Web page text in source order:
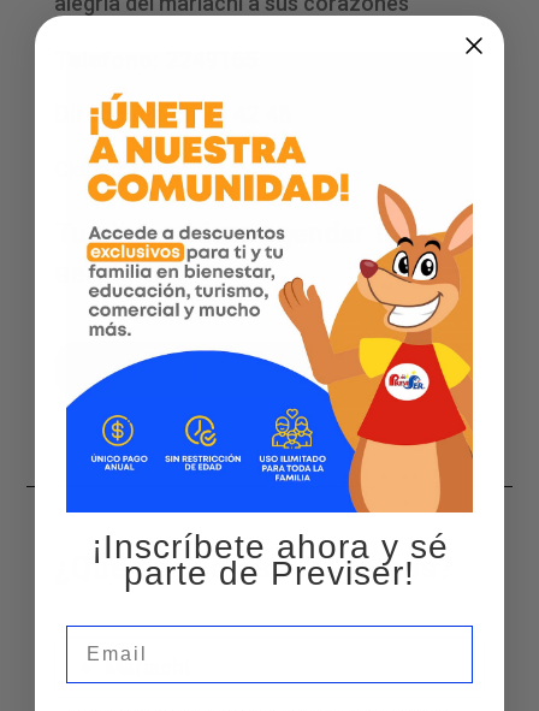
Dirección: cr 28 42 48
Ciudad:tuluá
Tu eliges cómo agendar tu
servicio
Agenda por WhatsApp
¿Qué servicios ofrecemos?
Mariachi
¡Inscríbete ahora y sé
parte de Previser!